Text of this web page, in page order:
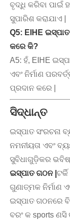
ବୃଦ୍ଧି କରିବା ପାଇଁ
ସୁପାରିଶ କରାଯାଏ |
Q5: EIHE
କରେ କି?
A5: ହଁ, EIHE
ଏବଂ ନିର୍ମାଣ
ପ୍ରଦାନ କରେ |
ସିଦ୍ଧାନ୍ତ
ଇସ୍ପାତ ସଂରଚନା
ନମନୀୟତା ଏବଂ
ସୁବିଧାଗୁଡ଼ିକର
ଇସ୍ପାତ ଗଠନ |
ଗୁଣାତ୍ମକ ନିର୍ମାଣ
ଇସ୍ପାତ ଗଠନରେ
ବରଂ କ sports